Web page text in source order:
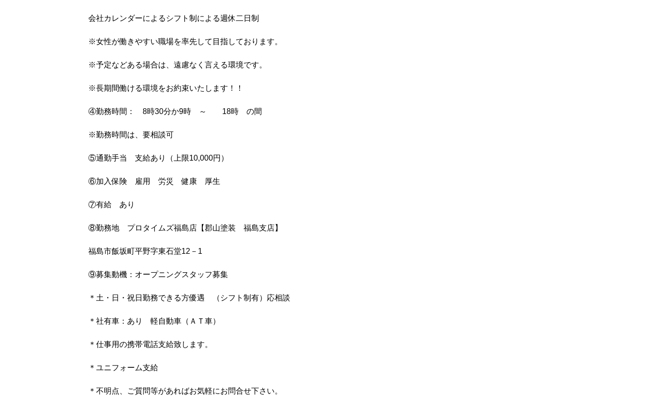
会社カレンダーによるシフト制による週休二日制
※女性が働きやすい職場を率先して目指しております。
※予定などある場合は、遠慮なく言える環境です。
※長期間働ける環境をお約束いたします！！
④勤務時間： 8時30分か9時 ～ 18時 の間
※勤務時間は、要相談可
⑤通勤手当 支給あり（上限10,000円）
⑥加入保険 雇用 労災 健康 厚生
⑦有給 あり
⑧勤務地 プロタイムズ福島店【郡山塗装 福島支店】
福島市飯坂町平野字東石堂12－1
⑨募集動機：オープニングスタッフ募集
＊土・日・祝日勤務できる方優遇 （シフト制有）応相談
＊社有車：あり 軽自動車（ＡＴ車）
＊仕事用の携帯電話支給致します。
＊ユニフォーム支給
＊不明点、ご質問等があればお気軽にお問合せ下さい。